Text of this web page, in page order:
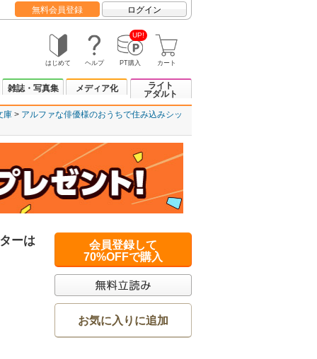
無料会員登録 ログイン
はじめて ヘルプ
UP!
PT購入 カート
雑誌・写真集 メディア化
ライト
アダルト
庫
アルファな俳優様のおうちで住み込みシッ
ーは
会員登録して
70%OFFで購入
お気に入りに追加